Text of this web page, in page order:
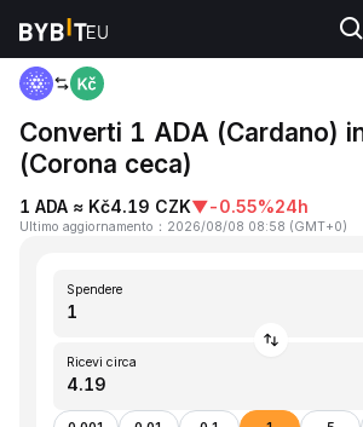
Home ADA to CZK
Converti 1 ADA (Cardano)
(Corona ceca)
1 ADA ≈ Kč4.19 CZK▼-0.55%24h
Ultimo aggiornamento ： 2026/08/08 08:58 (GMT+0)
Spendere
Ricevi circa